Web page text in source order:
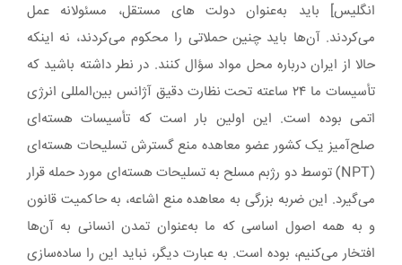
انگلیس] باید به‌عنوان دولت های مستقل، مسئولانه عمل
می‌کردند. آن‌ها باید چنین حملاتی را محکوم می‌کردند، نه اینکه
حالا از ایران درباره محل مواد سؤال کنند. در نطر داشته باشید که
تأسیسات ما ۲۴ ساعته تحت نظارت دقیق آژانس بین‌المللی انرژی
اتمی بوده است. این اولین بار است که تأسیسات هسته‌ای
صلح‌آمیز یک کشور عضو معاهده منع گسترش تسلیحات هسته‌ای
(NPT) توسط دو رژبم مسلح به تسلیحات هسته‌ای مورد حمله قرار
می‌گیرد. این ضربه بزرگی به معاهده منع اشاعه، به حاکمیت قانون
و به همه اصول اساسی که ما به‌عنوان تمدن انسانی به آن‌ها
افتخار می‌کنیم، بوده است. به عبارت دیگر، نباید این را ساده‌سازی